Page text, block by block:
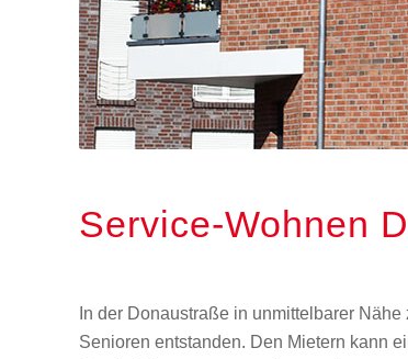
Service-Wohnen
In der Donaustraße in unmittelbarer
Senioren entstanden. Den Mietern kann